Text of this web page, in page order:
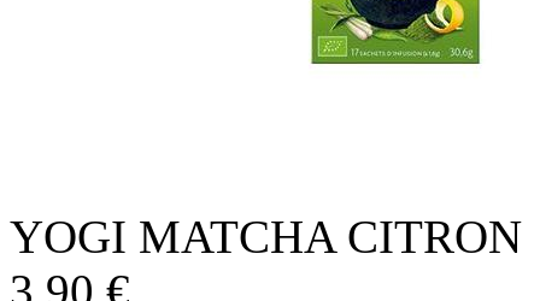
YOGI MATCHA CITRON